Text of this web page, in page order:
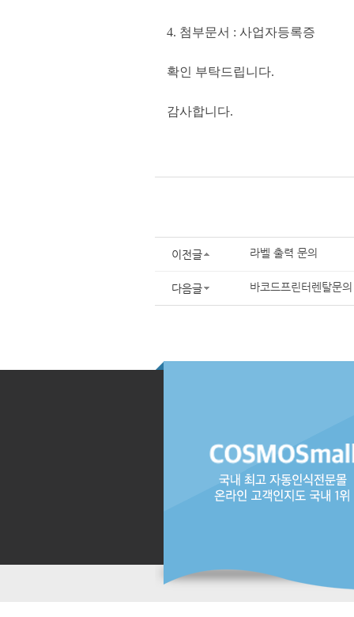
4. 첨부문서 : 사업자등록증
확인 부탁드립니다.
감사합니다.
이전글 라벨 출력 문의
다음글 바코드프린터렌탈문의